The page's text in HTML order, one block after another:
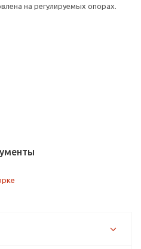
на регулируемых опорах.